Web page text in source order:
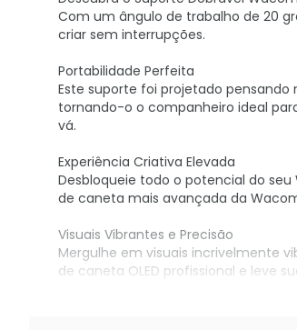
Com um ângulo de trabalho de 20
criar sem interrupções.
Portabilidade Perfeita
Este suporte foi projetado
tornando-o o companheiro ideal
vá.
Experiência Criativa Elevada
Desbloqueie todo o potencial do
de caneta mais avançada da
Visuais Vibrantes e Precisão
Mergulhe em visuais incrivelmente
de caneta OLED profissional e leve